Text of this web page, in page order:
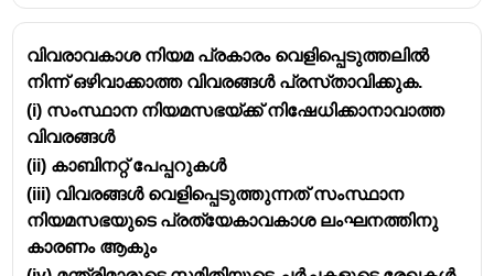
വിവരാവകാശ നിയമ പ്രകാരം വെളിപ്പെടുത്തലിൽ
നിന്ന് ഒഴിവാക്കാത്ത വിവരങ്ങൾ പ്രസ്‌താവിക്കുക.
(i) സംസ്ഥാന നിയമസഭയ്ക്ക് നിഷേധിക്കാനാവാത്ത
വിവരങ്ങൾ
(ii) കാബിനറ്റ് പേപ്പറുകൾ
(iii) വിവരങ്ങൾ വെളിപ്പെടുത്തുന്നത് സംസ്ഥാന
നിയമസഭയുടെ പ്രത്യേകാവകാശ ലംഘനത്തിനു
കാരണം ആകും